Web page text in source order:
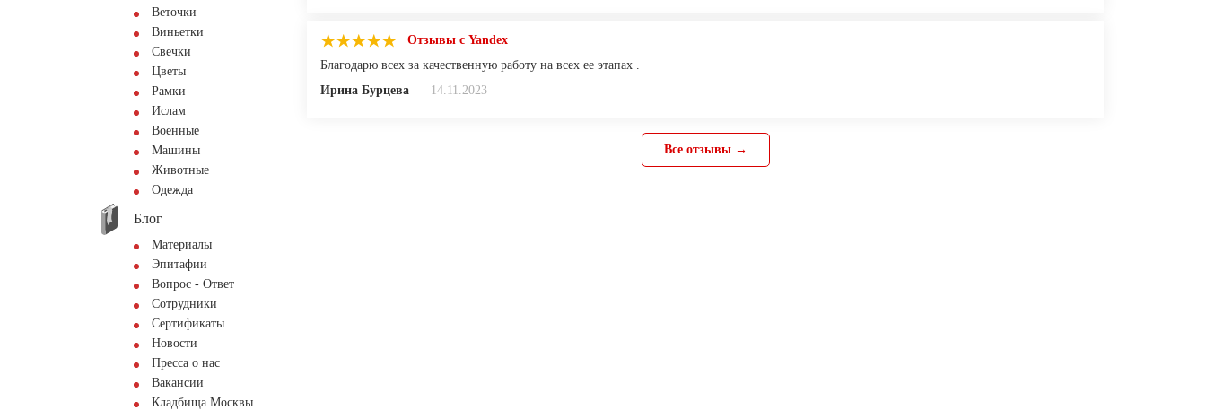
Веточки
Виньетки
Свечки
Цветы
Рамки
Ислам
Военные
Машины
Животные
Одежда
Блог
Материалы
Эпитафии
Вопрос - Ответ
Сотрудники
Сертификаты
Новости
Пресса о нас
Вакансии
Кладбища Москвы
Отзывы с Yandex
Благодарю всех за качественную работу на всех ее этапах .
Ирина Бурцева
14.11.2023
Все отзывы →